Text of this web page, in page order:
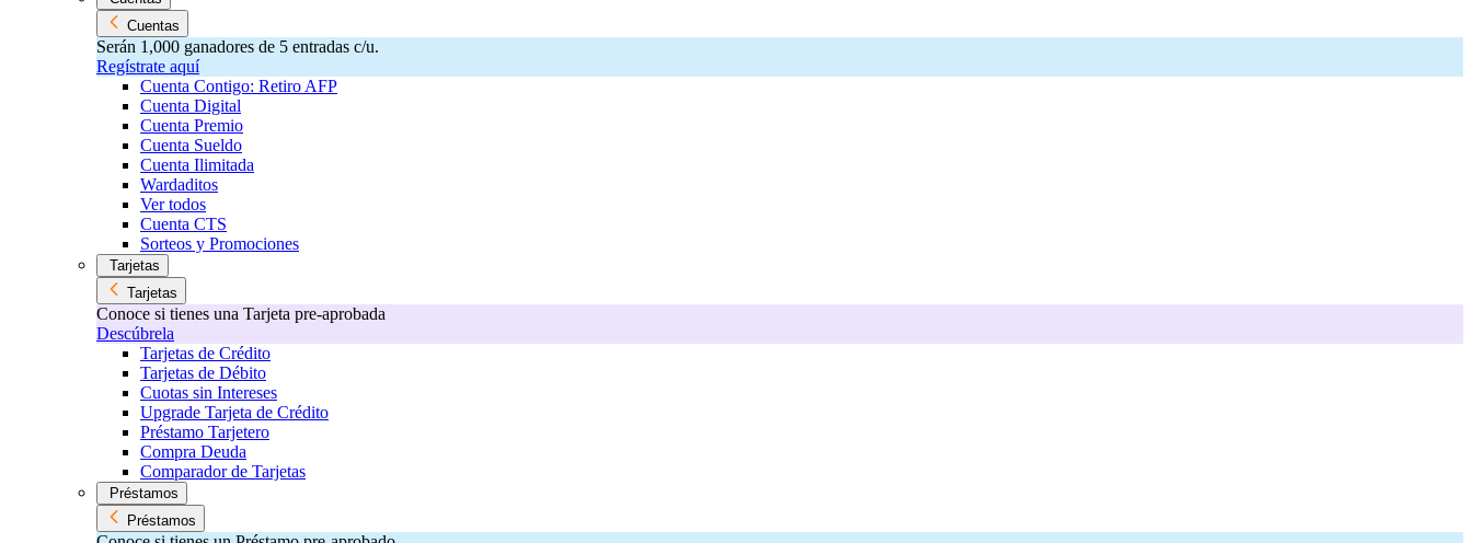
Cuentas
Serán 1,000 ganadores de 5 entradas c/u.
Regístrate aquí
Cuenta Contigo: Retiro AFP
Cuenta Digital
Cuenta Premio
Cuenta Sueldo
Cuenta Ilimitada
Wardaditos
Ver todos
Cuenta CTS
Sorteos y Promociones
Tarjetas
Tarjetas
Conoce si tienes una Tarjeta pre-aprobada
Descúbrela
Tarjetas de Crédito
Tarjetas de Débito
Cuotas sin Intereses
Upgrade Tarjeta de Crédito
Préstamo Tarjetero
Compra Deuda
Comparador de Tarjetas
Préstamos
Préstamos